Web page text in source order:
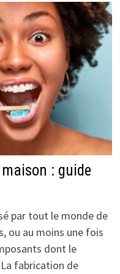
: guide
par tout le monde de
ou au moins une fois
dont le
fabrication de